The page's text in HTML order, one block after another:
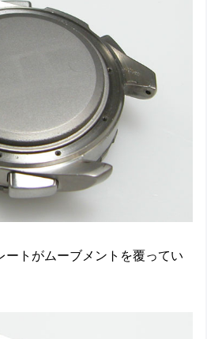
ートがムーブメントを覆ってい